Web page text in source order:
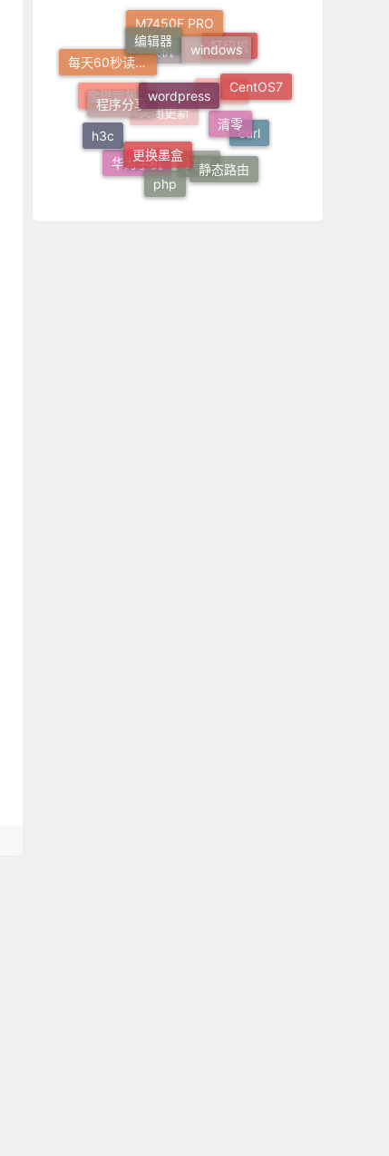
交换机
M7450F PRO
打印机
mysql
关闭更新
宝塔面板
每天60秒读懂世界
编辑器 windows
CentOS7
curl
联想
华为手机
h3c
程序分享
wordpress
清零
静态路由
php
更换墨盒